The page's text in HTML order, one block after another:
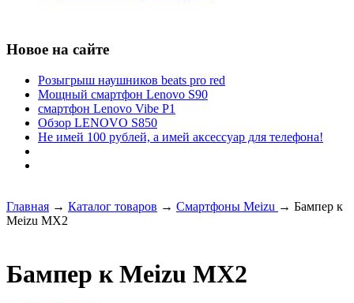
Новое на сайте
Розыгрыш наушников beats pro red
Мощный смартфон Lenovo S90
смартфон Lenovo Vibe P1
Обзор LENOVO S850
Не имей 100 рублей, а имей аксессуар для телефона!
Главная → Каталог товаров → Смартфоны Meizu → Бампер к
Meizu MX2
Бампер к Meizu MX2